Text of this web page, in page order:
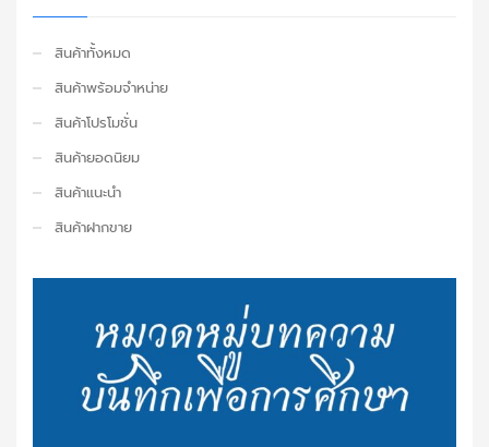
สินค้าทั้งหมด
สินค้าพร้อมจำหน่าย
สินค้าโปรโมชั่น
สินค้ายอดนิยม
สินค้าแนะนำ
สินค้าฝากขาย